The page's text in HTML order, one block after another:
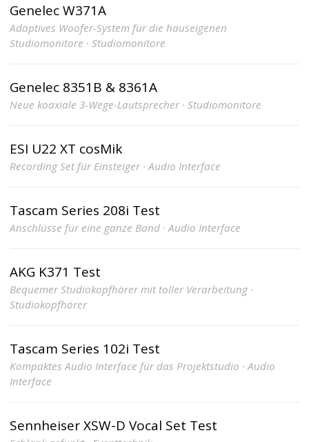
Genelec W371A
Adaptives Woofer-System für die hauseigenen
Studiomonitore · Studiomonitore
Genelec 8351B & 8361A
Neue koaxiale 3-Wege-Lautsprecher · Studiomonitore
ESI U22 XT cosMik
Recording Set für Einsteiger · Audio Interface
Tascam Series 208i Test
Anschlüsse für eine ganze Band · Audio Interface
AKG K371 Test
Bequemer Studiokopfhörer mit toller Verarbeitung ·
Studiokopfhörer
Tascam Series 102i Test
Kompaktes Audio Interface für das Projektstudio · Audio
Interface
Sennheiser XSW-D Vocal Set Test